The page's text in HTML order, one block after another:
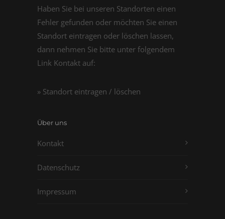
Haben Sie bei unseren Standorten einen
Fehler gefunden oder möchten Sie einen
Standort eintragen oder löschen lassen,
dann nehmen Sie bitte unter folgendem
Link Kontakt auf:
» Standort eintragen / löschen
Über uns
Kontakt
Datenschutz
Impressum